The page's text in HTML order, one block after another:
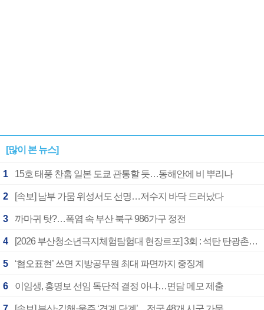
[많이 본 뉴스]
1 15호 태풍 찬홈 일본 도쿄 관통할 듯…동해안에 비 뿌리나
2 [속보] 남부 가뭄 위성서도 선명…저수지 바닥 드러났다
3 까마귀 탓?…폭염 속 부산 북구 986가구 정전
4 [2026 부산청소년극지체험탐험대 현장르포] 3회 : 석탄 탄광촌에서 북극 연구의 중심지로
5 ‘혐오표현’ 쓰면 지방공무원 최대 파면까지 중징계
6 이임생, 홍명보 선임 독단적 결정 아냐…면담 메모 제출